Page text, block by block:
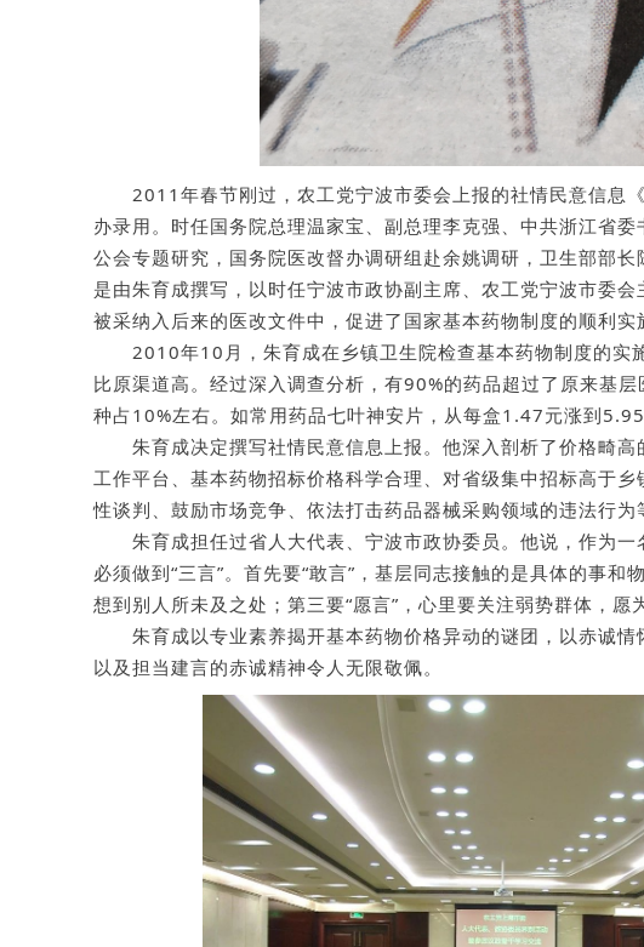
2011年春节刚过，农工党宁波市委会上报的社情民意信息
办录用。时任国务院总理温家宝、副总理李克强、中共浙江省
公会专题研究，国务院医改督办调研组赴余姚调研，卫生部部
是由朱育成撰写，以时任宁波市政协副主席、农工党宁波市委
被采纳入后来的医改文件中，促进了国家基本药物制度的顺利实
2010年10月，朱育成在乡镇卫生院检查基本药物制度的实
比原渠道高。经过深入调查分析，有90%的药品超过了原来基
种占10%左右。如常用药品七叶神安片，从每盒1.47元涨到5.95
朱育成决定撰写社情民意信息上报。他深入剖析了价格畸
工作平台、基本药物招标价格科学合理、对省级集中招标高于
性谈判、鼓励市场竞争、依法打击药品器械采购领域的违法行为
朱育成担任过省人大代表、宁波市政协委员。他说，作为
必须做到“三言”。首先要“敢言”，基层同志接触的是具体的事和
想到别人所未及之处；第三要“愿言”，心里要关注弱势群体，愿
朱育成以专业素养揭开基本药物价格异动的谜团，以赤诚
以及担当建言的赤诚精神令人无限敬佩。